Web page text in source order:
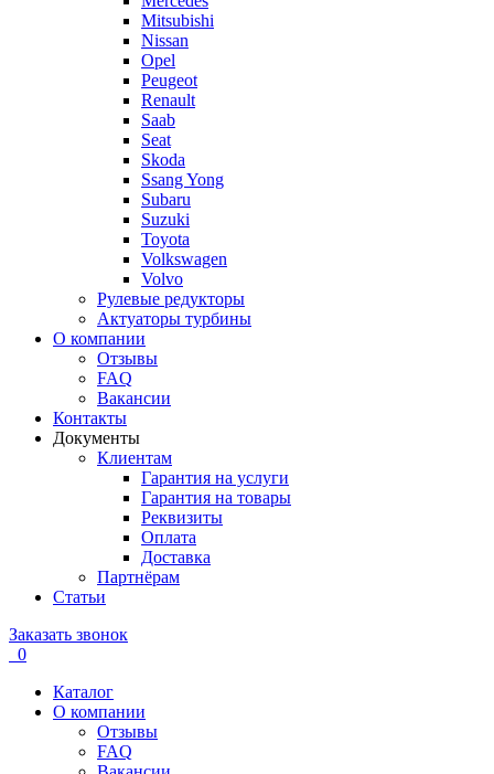
Mitsubishi
Nissan
Opel
Peugeot
Renault
Saab
Seat
Skoda
Ssang Yong
Subaru
Suzuki
Toyota
Volkswagen
Volvo
Рулевые редукторы
Актуаторы турбины
О компании
Отзывы
FAQ
Вакансии
Контакты
Документы
Клиентам
Гарантия на услуги
Гарантия на товары
Реквизиты
Оплата
Доставка
Партнёрам
Статьи
Заказать звонок
0
Каталог
О компании
Отзывы
FAQ